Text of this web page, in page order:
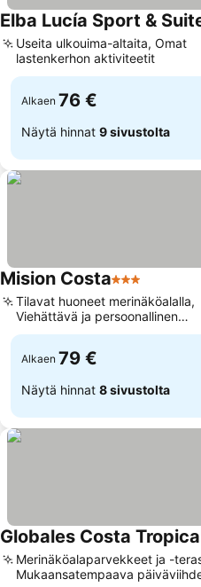
Elba Lucía Sport &
Useita ulkouima-altaita, Omat
lastenkerhon aktiviteetit
Alkaen 76 €
Näytä hinnat 9 sivustolta
Mision Costa3 Tähtiluokitus
Tilavat huoneet merinäköalalla,
Viehättävä ja persoonallinen
majoituspaikka
Alkaen 79 €
Näytä hinnat 8 sivustolta
Globales Costa
Merinäköalaparvekkeet ja -
Mukaansatempaava